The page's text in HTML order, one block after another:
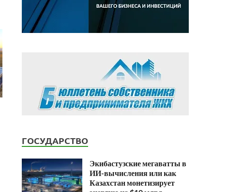
ГОСУДАРСТВО
Экибастузские мегаватты в
ИИ-вычисления или как
Казахстан монетизирует